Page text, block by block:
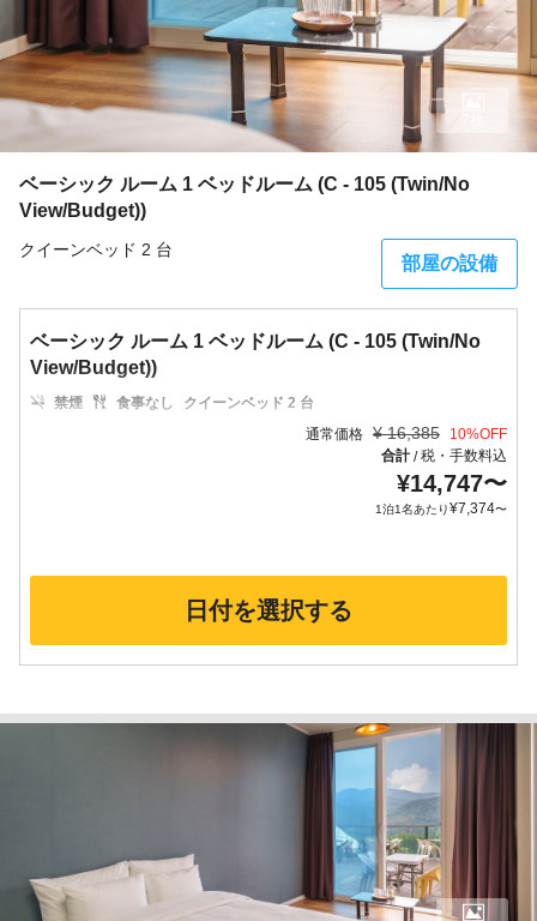
ベーシック ルーム 1 ベッドルーム (C - 105 (Twin/No
View/Budget))
クイーンベッド 2 台
部屋の設備
ベーシック ルーム 1 ベッドルーム (C - 105 (Twin/No
View/Budget))
禁煙 食事なし
クイーンベッド 2 台
通常価格 ¥ 16,385 10%OFF
合計/税・手数料込
¥14,747〜
1泊1名あたり¥7,374〜
日付を選択する